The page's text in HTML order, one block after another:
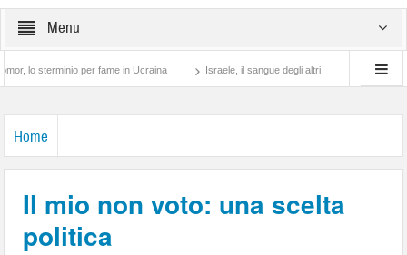
Menu
per fame in Ucraina Israele, il sangue degli altri Lotta di classe… tra
Home
Il mio non voto: una scelta
politica